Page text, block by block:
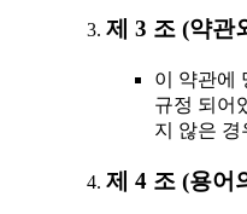
제 3 조 (약관
이 약관에
규정 되어
지 않은
제 4 조 (용어